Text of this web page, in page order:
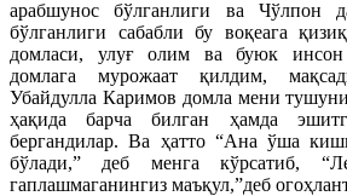
арабшунос бўлганлиги ва Чўлпон
бўлганлиги сабабли бу воқеага
домласи, улуғ олим ва буюк инсон
домлага мурожаат қилдим,
Убайдулла Каримов домла мени
ҳақида барча билган ҳамда
бергандилар. Ва ҳатто “Ана ўша
бўлади,” деб менга кўрсатиб,
гаплашмаганингиз маъқул,”деб